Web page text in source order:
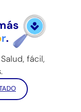
r.
fácil,